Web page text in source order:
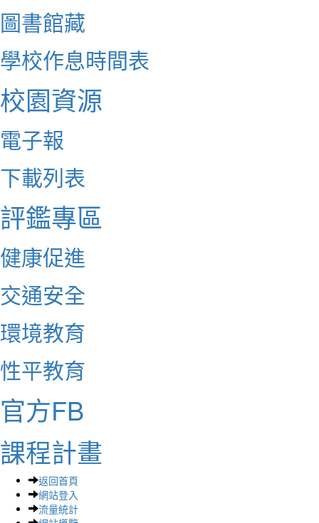
圖書館藏
學校作息時間表
校園資源
電子報
下載列表
評鑑專區
健康促進
交通安全
環境教育
性平教育
官方FB
課程計畫
返回首頁
網站登入
流量統計